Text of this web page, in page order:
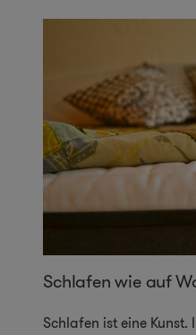
Schlafen wie auf
Schlafen ist eine